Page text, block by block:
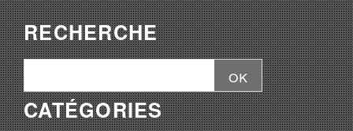
RECHERCHE
CATÉGORIES